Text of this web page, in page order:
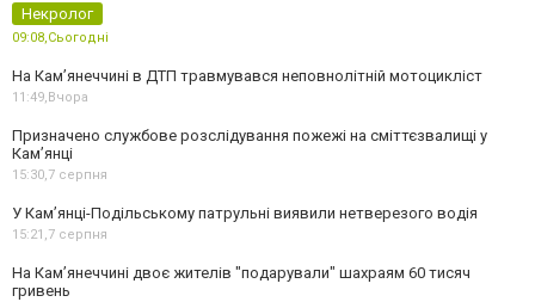
Некролог
09:08,Сьогодні
На Кам’янеччині в ДТП травмувався неповнолітній мотоцикліст
11:49, Вчора
Призначено службове розслідування пожежі на сміттєзвалищі у
Кам’янці
15:30,7 серпня
У Кам’янці-Подільському патрульні виявили нетверезого водія
15:21,7 серпня
На Камʼянеччині двоє жителів "подарували" шахраям 60 тисяч
гривень